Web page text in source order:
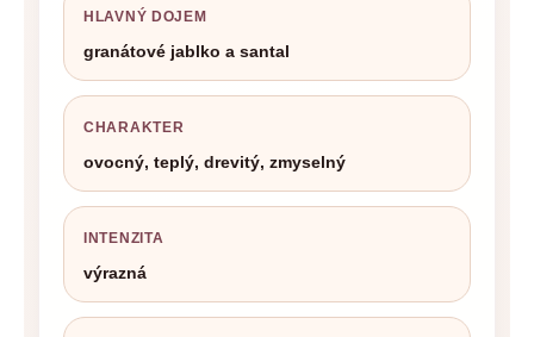
HLAVNÝ DOJEM
granátové jablko a santal
CHARAKTER
ovocný, teplý, drevitý, zmyselný
INTENZITA
výrazná